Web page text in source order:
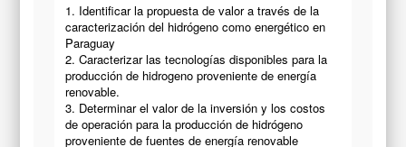
1. Identificar la propuesta de valor a través de la
caracterización del hidrógeno como energético en
Paraguay
2. Caracterizar las tecnologías disponibles para la
producción de hidrogeno proveniente de energía
renovable.
3. Determinar el valor de la inversión y los costos
de operación para la producción de hidrógeno
proveniente de fuentes de energía renovable